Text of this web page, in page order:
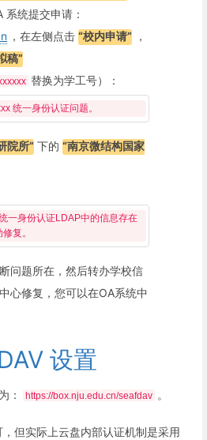
统提交申请：
，在左侧点击“校内申请” ，
稿”
替换为学工号）：
院所” 下的“南京微结构国家
一身份认证LDAP中的信息存在
问题所在，然后转办学校信
心修复，您可以在OA系统中
设置
： https://box.nju.edu.cn/seafdav 。
但实际上云盘内部认证机制是采用